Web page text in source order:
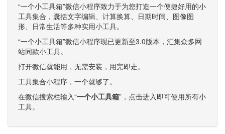
“一个小工具箱”微信小程序致力于为您打造一个便捷好用的小
工具集合，囊括文字编辑、计算换算、日期时间、图像图
形、日常生活等多种实用小工具。
“一个小工具箱”微信小程序现已更新至3.0版本，汇集众多网
站同款小工具。
打开微信就能用，无需安装，用完即走。
工具集合小程序，一个就够了。
在微信搜索栏输入“一个小工具箱”，点击进入即可使用所有小
工具。